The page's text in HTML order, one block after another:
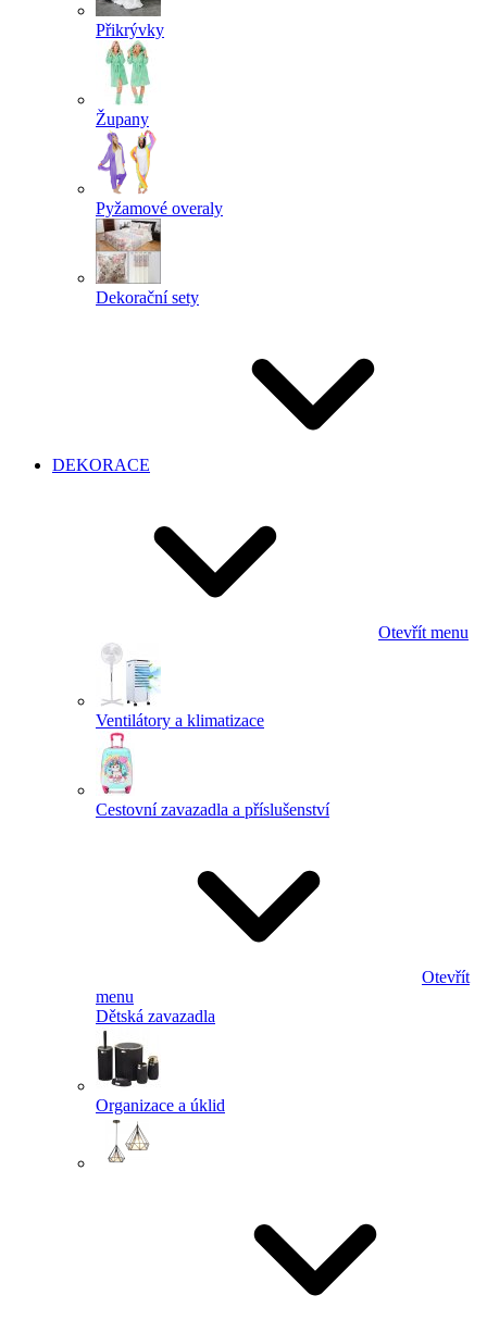
Přikrývky
Župany
Pyžamové overaly
Dekorační sety
DEKORACE
Otevřít menu
Ventilátory a klimatizace
Cestovní zavazadla a příslušenství
Otevřít
menu
Dětská zavazadla
Organizace a úklid